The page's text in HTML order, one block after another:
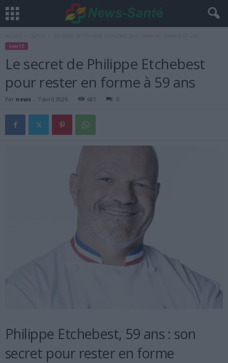
SANTÉ
Le secret de Philippe Etchebest
pour rester en forme à 59 ans
Par news - 7 avril 2026 681 0
Philippe Etchebest, 59 ans : son
secret pour rester en forme